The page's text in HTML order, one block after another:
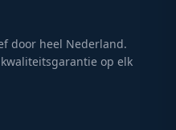
door heel Nederland.
op elk